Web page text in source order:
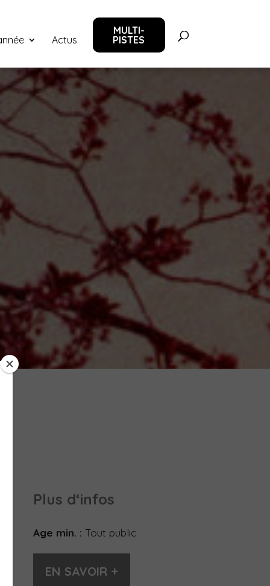
Actus
MULTI-
PISTES
Plus d‘infos
Age min. : Tout public
EN SAVOIR +